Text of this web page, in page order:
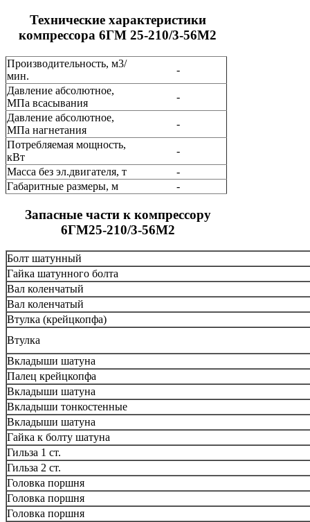
Технические характеристики
компрессора 6ГМ 25-210/3-56М2
Производительность, м3/
мин.
-
Давление абсолютное,
МПа всасывания
-
Давление абсолютное,
МПа нагнетания
-
Потребляемая мощность,
кВт
-
Масса без эл.двигателя, т
-
Габаритные размеры, м
-
Запасные части к компрессору
6ГМ25-210/3-56М2
Болт шатунный
Гайка шатунного болта
Вал коленчатый
Вал коленчатый
Втулка (крейцкопфа)
Втулка
Вкладыши шатуна
Палец крейцкопфа
Вкладыши шатуна
Вкладыши тонкостенные
Вкладыши шатуна
Гайка к болту шатуна
Гильза 1 ст.
Гильза 2 ст.
Головка поршня
Головка поршня
Головка поршня